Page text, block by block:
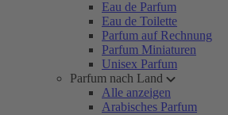
Eau de Parfum
Eau de Toilette
Parfum auf Rechnung
Parfum Miniaturen
Unisex Parfum
Parfum nach Land
Alle anzeigen
Arabisches Parfum